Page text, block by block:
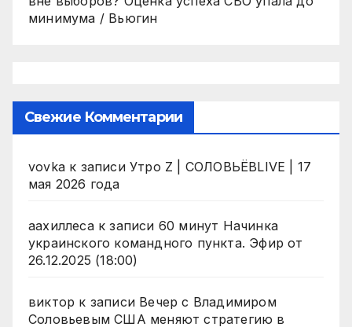
минимума / Вьюгин
Свежие Комментарии
vovka к записи Утро Z | СОЛОВЬЁВLIVE | 17
мая 2026 года
аахиллесак записи 60 минут Начинка
украинского командного пункта. Эфир от
26.12.2025 (18:00)
виктор к записи Вечер с Владимиром
Соловьевым США меняют стратегию в